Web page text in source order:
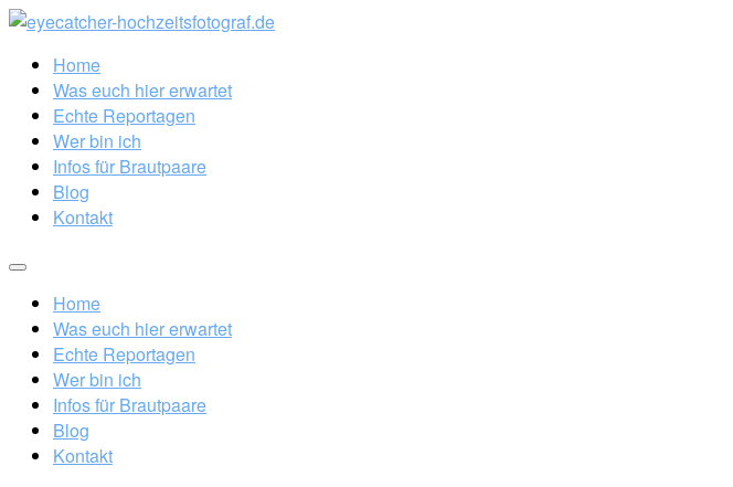
Home
Was euch hier erwartet
Echte Reportagen
Wer bin ich
Infos für Brautpaare
Blog
Kontakt
Home
Was euch hier erwartet
Echte Reportagen
Wer bin ich
Infos für Brautpaare
Blog
Kontakt